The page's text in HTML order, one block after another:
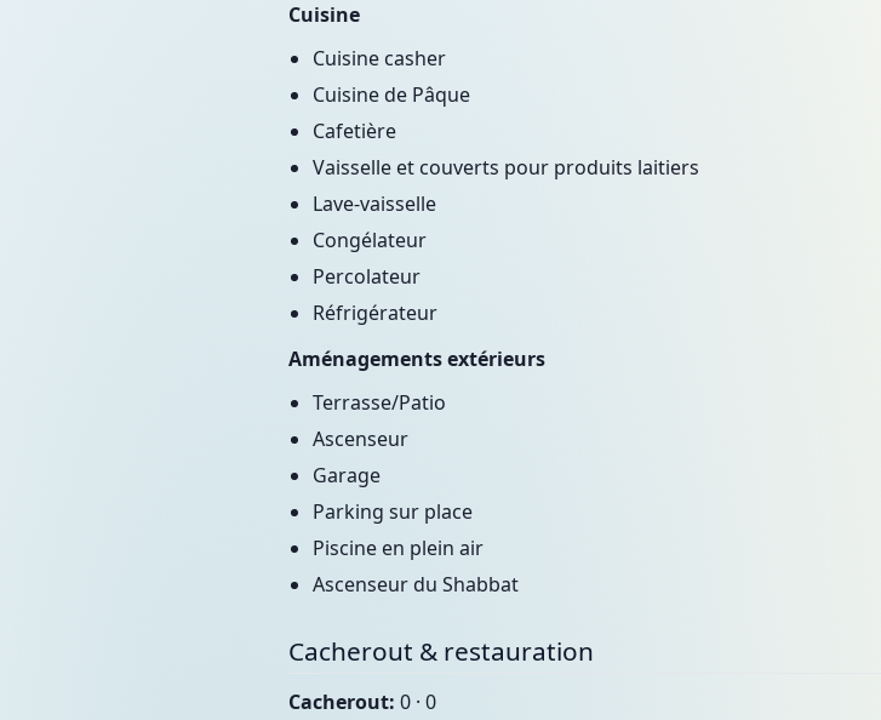
Cuisine
Cuisine casher
Cuisine de Pâque
Cafetière
Vaisselle et couverts pour produits laitiers
Lave-vaisselle
Congélateur
Percolateur
Réfrigérateur
Aménagements extérieurs
Terrasse/Patio
Ascenseur
Garage
Parking sur place
Piscine en plein air
Ascenseur du Shabbat
Cacherout & restauration
Cacherout: 0 · 0